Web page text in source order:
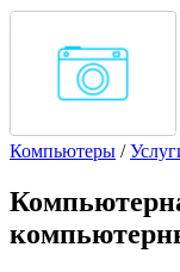
Компьютеры /